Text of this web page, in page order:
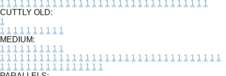
1 1 1 1 1 1 1 1 1 1 1 1 1 1 1 1 1 1 1 1 1 1 1 1 1 1 1 1 1 1 1 1
CUTTLY OLD:
1
1 1 1 1 1 1 1 1 1 1
MEDIUM:
1 1 1 1 1 1 1 1 1 1
1 1 1 1 1 1 1 1 1 1 1 1 1 1 1 1 1 1 1 1 1 1 1 1 1 1 1 1 1 1 1 1 1 1
1 1 1 1 1 1 1 1 1 1 1 1 1 1 1 1